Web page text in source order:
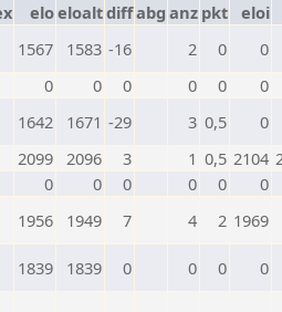
eloeloaltdiffabg anz pkt eloi
1567 1583 -16 2 0
0
0 0 0 0 0
0
1642 1671 -29 3 0,5
0
2099 2096 3 1 0,5 2104
0 0 0 0 0
0
1956 1949 7 4 2 1969
1839 1839 0 0 0 0